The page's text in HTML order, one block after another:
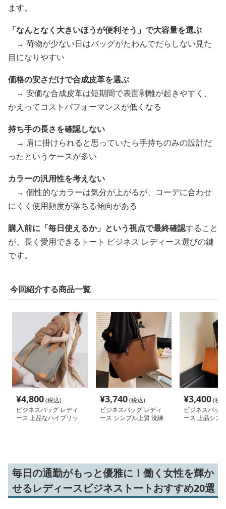
ます。
「なんとなく大きいほうが便利そう」で大容量を選ぶ
→ 荷物が少ない日はバッグがたわんでだらしない見た
目になりやすい
価格の安さだけで合成皮革を選ぶ
→ 安価な合成皮革は短期間で表面剥離が起きやすく、
かえってコストパフォーマンスが低くなる
持ち手の長さを確認しない
→ 肩に掛けられると思っていたら手持ちのみの設計だ
ったというケースが多い
カラーの汎用性を考えない
→ 個性的なカラーは気分が上がるが、コーデに合わせ
にくく使用頻度が落ちる傾向がある
購入前に「毎日使えるか」という視点で最終確認すること
が、長く愛用できるトート ビジネス レディース選びの鍵
です。
今回紹介する商品一覧
¥4,800(税込)
ビジネスバッグ レディ
ース 上品なハイブリッ
¥3,740(税込)
ビジネスバッグ レディ
ース シンプル上質 洗練
¥3,400(税
ビジネスバッ
ース 上品シン
毎日の通勤がもっと優雅に！働く女性を輝か
せるレディースビジネストートおすすめ20選